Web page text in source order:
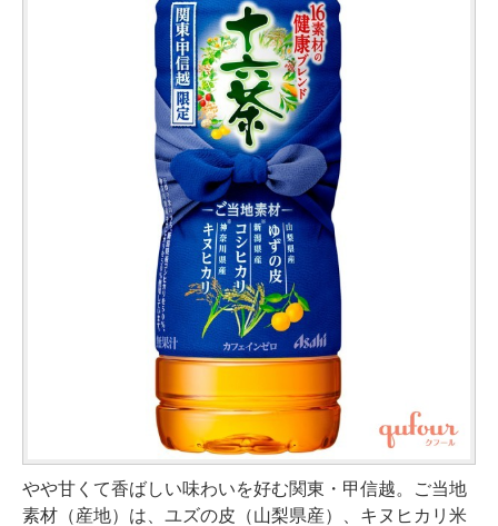
やや甘くて香ばしい味わいを好む関東・甲信越。ご当地
素材（産地）は、ユズの皮（山梨県産）、キヌヒカリ米